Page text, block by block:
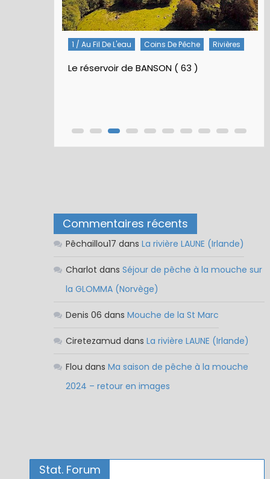
1 / Au Fil De L'eau Coins De Pêche Rivières
Le réservoir de BANSON ( 63 )
Commentaires récents
Pêchaillou17 dans La rivière LAUNE (Irlande)
Charlot dans Séjour de pêche à la mouche sur
la GLOMMA (Norvège)
Denis 06 dans Mouche de la St Marc
Ciretezamud dans La rivière LAUNE (Irlande)
Flou dans Ma saison de pêche à la mouche
2024 – retour en images
Stat. Forum